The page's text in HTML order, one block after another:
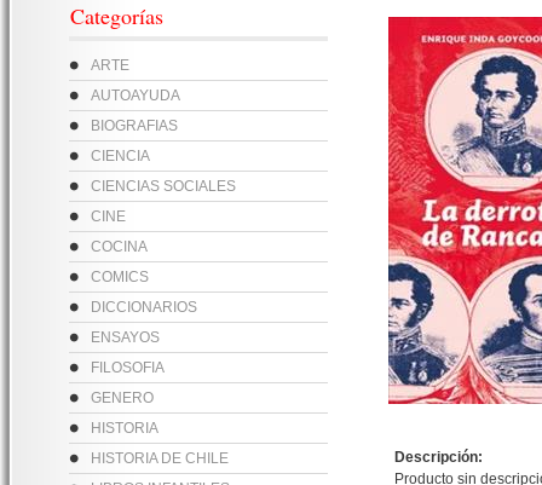
Categorías
ARTE
AUTOAYUDA
BIOGRAFIAS
CIENCIA
CIENCIAS SOCIALES
CINE
COCINA
COMICS
DICCIONARIOS
ENSAYOS
FILOSOFIA
GENERO
HISTORIA
HISTORIA DE CHILE
Descripción:
Producto sin